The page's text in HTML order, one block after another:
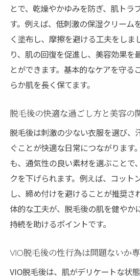
とで、乾燥やかゆみを防ぎ、肌トラ
す。例えば、低刺激の保湿クリーム
く塗布し、摩擦を避ける工夫をしま
り、肌の回復を促進し、美容効果を
とができます。基本的なケアを守る
らか肌を長く保てます。
脱毛後の快適な過ごし方と美容の
脱毛後は刺激の少ない衣服を選び、
ぐことが快適な日常につながります
も、通気性の良い素材を選ぶことで
クを下げられます。例えば、コット
し、締め付けを避けることが推奨さ
体的な工夫が、脱毛後の肌を健やか
持続を助けるポイントです。
VIO脱毛後の性行為は問題ないか
VIO脱毛後は、肌がデリケートな状